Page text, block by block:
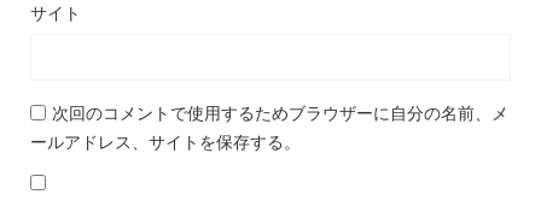
サイト
次回のコメントで使用するためブラウザーに自分の名前、メ
ールアドレス、サイトを保存する。